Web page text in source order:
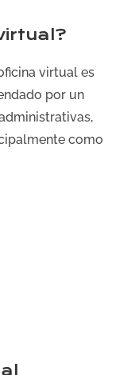
virtual es
por un
como